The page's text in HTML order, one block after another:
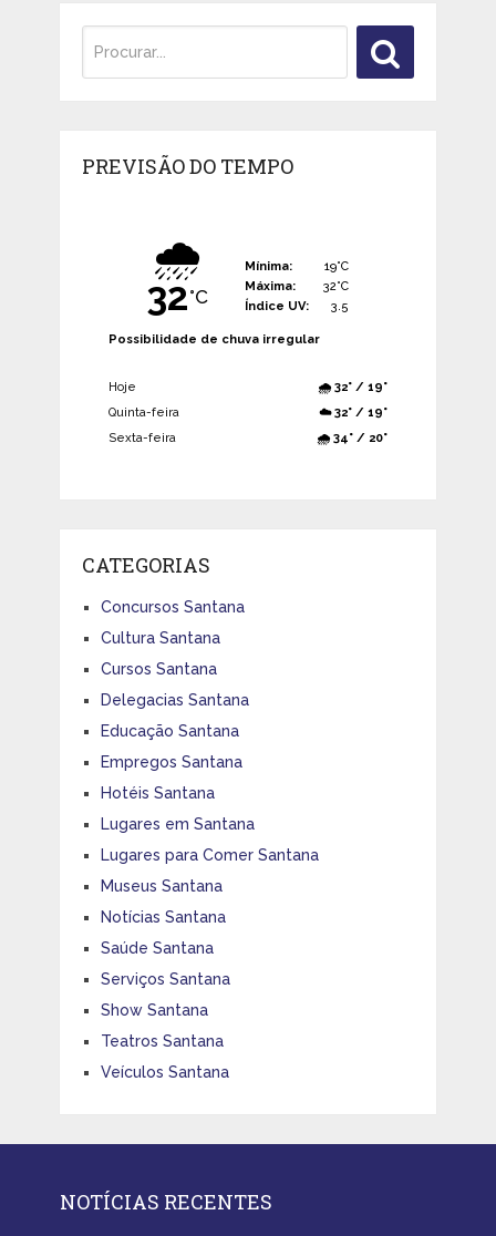
PREVISÃO DO TEMPO
🌧️
32°C
Mínima:
19°C
Máxima:
32°C
Índice UV:
3.5
Possibilidade de chuva irregular
Hoje
🌧️ 32° / 19°
Quinta-feira
☁️ 32° / 19°
Sexta-feira
🌧️ 34° / 20°
CATEGORIAS
Concursos Santana
Cultura Santana
Cursos Santana
Delegacias Santana
Educação Santana
Empregos Santana
Hotéis Santana
Lugares em Santana
Lugares para Comer Santana
Museus Santana
Notícias Santana
Saúde Santana
Serviços Santana
Show Santana
Teatros Santana
Veículos Santana
NOTÍCIAS RECENTES